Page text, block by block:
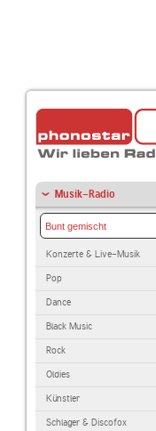
Musik-Radio
Bunt gemischt
Konzerte & Live-Musik
Pop
Dance
Black Music
Rock
Oldies
Künstler
Schlager & Discofox